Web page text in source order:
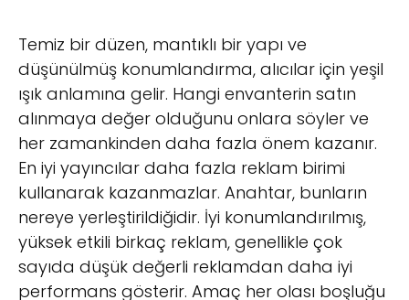
Temiz bir düzen, mantıklı bir yapı ve
düşünülmüş konumlandırma, alıcılar için yeşil
ışık anlamına gelir. Hangi envanterin satın
alınmaya değer olduğunu onlara söyler ve
her zamankinden daha fazla önem kazanır.
En iyi yayıncılar daha fazla reklam birimi
kullanarak kazanmazlar. Anahtar, bunların
nereye yerleştirildiğidir. İyi konumlandırılmış,
yüksek etkili birkaç reklam, genellikle çok
sayıda düşük değerli reklamdan daha iyi
performans gösterir. Amaç her olası boşluğu